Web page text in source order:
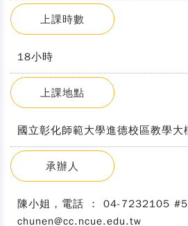
上課時數
18小時
上課地點
國立彰化師範大學進德校區教學大
承辦人
陳小姐，電話 ： 04-7232105
chunen@cc.ncue.edu.tw